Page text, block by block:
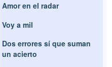
Amor en el radar
Voy a mil
Dos errores sí que suman
un acierto